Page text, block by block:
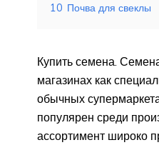
10 Почва для свеклы
Купить семена.
магазинах как
обычных
популярен среди
ассортимент широко